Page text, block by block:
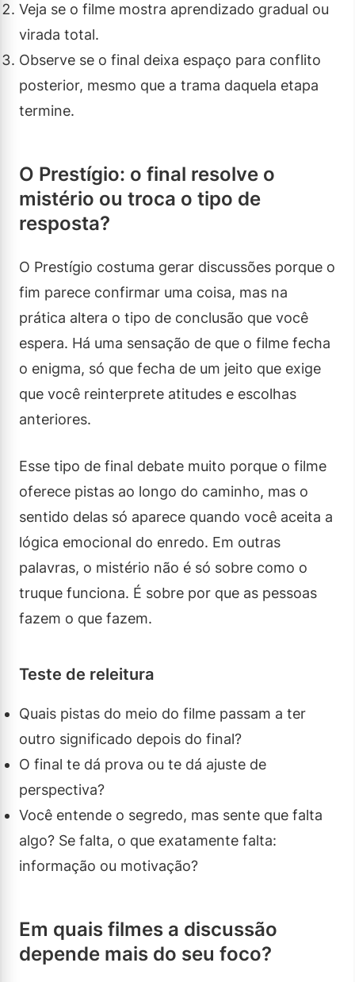
Veja se o filme mostra aprendizado gradual ou
virada total.
Observe se o final deixa espaço para conflito
posterior, mesmo que a trama daquela etapa
termine.
O Prestígio: o final resolve o
mistério ou troca o tipo de
resposta?
O Prestígio costuma gerar discussões porque o
fim parece confirmar uma coisa, mas na
prática altera o tipo de conclusão que você
espera. Há uma sensação de que o filme fecha
o enigma, só que fecha de um jeito que exige
que você reinterprete atitudes e escolhas
anteriores.
Esse tipo de final debate muito porque o filme
oferece pistas ao longo do caminho, mas o
sentido delas só aparece quando você aceita a
lógica emocional do enredo. Em outras
palavras, o mistério não é só sobre como o
truque funciona. É sobre por que as pessoas
fazem o que fazem.
Teste de releitura
Quais pistas do meio do filme passam a ter
outro significado depois do final?
O final te dá prova ou te dá ajuste de
perspectiva?
Você entende o segredo, mas sente que falta
algo? Se falta, o que exatamente falta:
informação ou motivação?
Em quais filmes a discussão
depende mais do seu foco?